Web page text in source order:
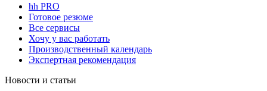
hh PRO
Готовое резюме
Все сервисы
Хочу у вас работать
Производственный календарь
Экспертная рекомендация
Новости и статьи